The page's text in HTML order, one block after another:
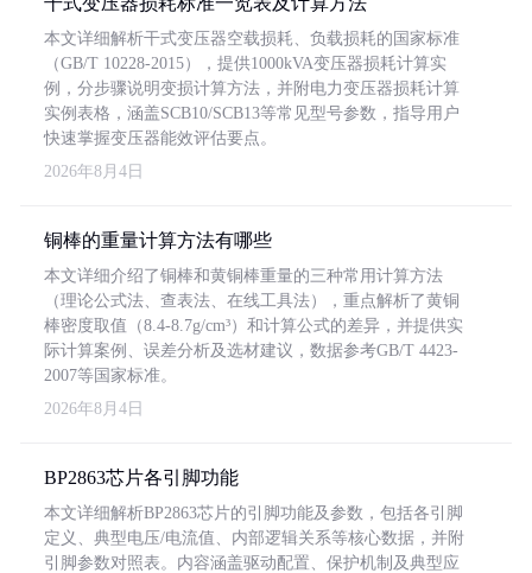
本文详细解析干式变压器空载损耗、负载损耗的国家标准
（GB/T 10228-2015），提供1000kVA变压器损耗计算实
例，分步骤说明变损计算方法，并附电力变压器损耗计算
实例表格，涵盖SCB10/SCB13等常见型号参数，指导用户
快速掌握变压器能效评估要点。
2026年8月4日
铜棒的重量计算方法有哪些
本文详细介绍了铜棒和黄铜棒重量的三种常用计算方法
（理论公式法、查表法、在线工具法），重点解析了黄铜
棒密度取值（8.4-8.7g/cm³）和计算公式的差异，并提供实
际计算案例、误差分析及选材建议，数据参考GB/T 4423-
2007等国家标准。
2026年8月4日
BP2863芯片各引脚功能
本文详细解析BP2863芯片的引脚功能及参数，包括各引脚
定义、典型电压/电流值、内部逻辑关系等核心数据，并附
引脚参数对照表。内容涵盖驱动配置、保护机制及典型应